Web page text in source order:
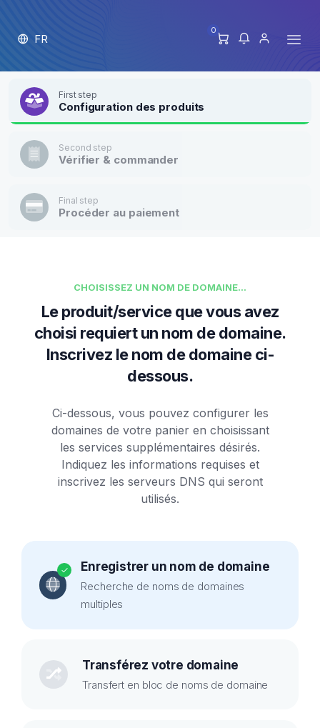
FR
0
First step
Configuration des produits
Second step
Vérifier & commander
Final step
Procéder au paiement
CHOISISSEZ UN NOM DE DOMAINE...
Le produit/service que vous avez
choisi requiert un nom de domaine.
Inscrivez le nom de domaine ci-
dessous.
Ci-dessous, vous pouvez configurer les
domaines de votre panier en choisissant
les services supplémentaires désirés.
Indiquez les informations requises et
inscrivez les serveurs DNS qui seront
utilisés.
Enregistrer un nom de domaine
Recherche de noms de domaines
multiples
Transférez votre domaine
Transfert en bloc de noms de domaine